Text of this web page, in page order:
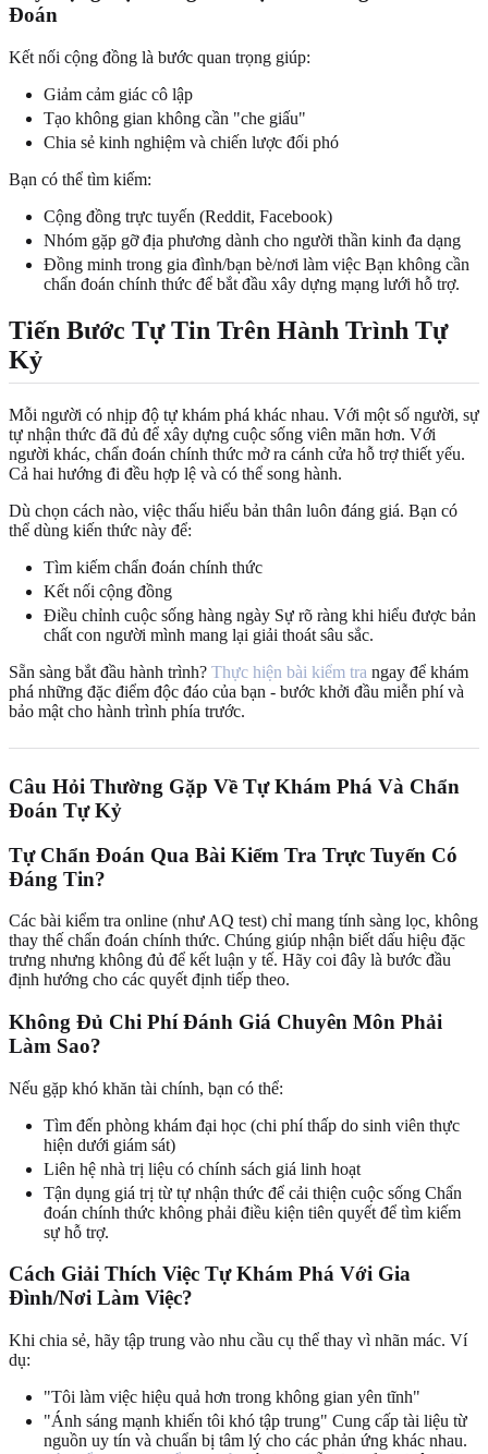
Đoán
Kết nối cộng đồng là bước quan trọng giúp:
Giảm cảm giác cô lập
Tạo không gian không cần "che giấu"
Chia sẻ kinh nghiệm và chiến lược đối phó
Bạn có thể tìm kiếm:
Cộng đồng trực tuyến (Reddit, Facebook)
Nhóm gặp gỡ địa phương dành cho người thần kinh đa dạng
Đồng minh trong gia đình/bạn bè/nơi làm việc Bạn không cần
chẩn đoán chính thức để bắt đầu xây dựng mạng lưới hỗ trợ.
Tiến Bước Tự Tin Trên Hành Trình Tự
Kỷ
Mỗi người có nhịp độ tự khám phá khác nhau. Với một số người, sự
tự nhận thức đã đủ để xây dựng cuộc sống viên mãn hơn. Với
người khác, chẩn đoán chính thức mở ra cánh cửa hỗ trợ thiết yếu.
Cả hai hướng đi đều hợp lệ và có thể song hành.
Dù chọn cách nào, việc thấu hiểu bản thân luôn đáng giá. Bạn có
thể dùng kiến thức này để:
Tìm kiếm chẩn đoán chính thức
Kết nối cộng đồng
Điều chỉnh cuộc sống hàng ngày Sự rõ ràng khi hiểu được bản
chất con người mình mang lại giải thoát sâu sắc.
Sẵn sàng bắt đầu hành trình? Thực hiện bài kiểm tra ngay để khám
phá những đặc điểm độc đáo của bạn - bước khởi đầu miễn phí và
bảo mật cho hành trình phía trước.
Câu Hỏi Thường Gặp Về Tự Khám Phá Và Chẩn
Đoán Tự Kỷ
Tự Chẩn Đoán Qua Bài Kiểm Tra Trực Tuyến Có
Đáng Tin?
Các bài kiểm tra online (như AQ test) chỉ mang tính sàng lọc, không
thay thế chẩn đoán chính thức. Chúng giúp nhận biết dấu hiệu đặc
trưng nhưng không đủ để kết luận y tế. Hãy coi đây là bước đầu
định hướng cho các quyết định tiếp theo.
Không Đủ Chi Phí Đánh Giá Chuyên Môn Phải
Làm Sao?
Nếu gặp khó khăn tài chính, bạn có thể:
Tìm đến phòng khám đại học (chi phí thấp do sinh viên thực
hiện dưới giám sát)
Liên hệ nhà trị liệu có chính sách giá linh hoạt
Tận dụng giá trị từ tự nhận thức để cải thiện cuộc sống Chẩn
đoán chính thức không phải điều kiện tiên quyết để tìm kiếm
sự hỗ trợ.
Cách Giải Thích Việc Tự Khám Phá Với Gia
Đình/Nơi Làm Việc?
Khi chia sẻ, hãy tập trung vào nhu cầu cụ thể thay vì nhãn mác. Ví
dụ:
"Tôi làm việc hiệu quả hơn trong không gian yên tĩnh"
"Ánh sáng mạnh khiến tôi khó tập trung" Cung cấp tài liệu từ
nguồn uy tín và chuẩn bị tâm lý cho các phản ứng khác nhau.